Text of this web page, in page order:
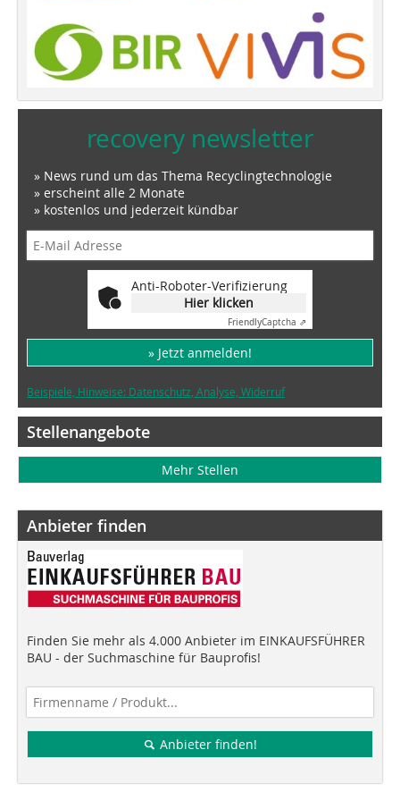
recovery newsletter
» News rund um das Thema Recyclingtechnologie
» erscheint alle 2 Monate
» kostenlos und jederzeit kündbar
Anti-Roboter-Verifizierung
Hier klicken
FriendlyCaptcha ⇗
» Jetzt anmelden!
Beispiele, Hinweise: Datenschutz, Analyse, Widerruf
Stellenangebote
Mehr Stellen
Anbieter finden
Finden Sie mehr als 4.000 Anbieter im EINKAUFSFÜHRER
BAU - der Suchmaschine für Bauprofis!
Anbieter finden!